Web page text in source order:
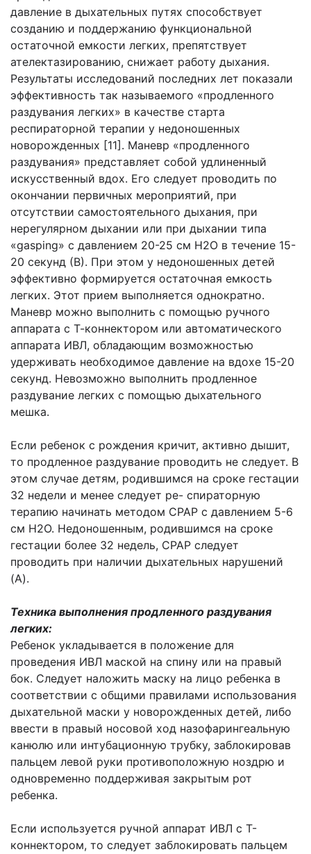
давление в дыхательных путях способствует
созданию и поддержанию функциональной
остаточной емкости легких, препятствует
ателектазированию, снижает работу дыхания.
Результаты исследований последних лет показали
эффективность так называемого «продленного
раздувания легких» в качестве старта
респираторной терапии у недоношенных
новорожденных [11]. Маневр «продленного
раздувания» представляет собой удлиненный
искусственный вдох. Его следует проводить по
окончании первичных мероприятий, при
отсутствии самостоятельного дыхания, при
нерегулярном дыхании или при дыхании типа
«gasping» с давлением 20-25 см H2O в течение 15-
20 секунд (В). При этом у недоношенных детей
эффективно формируется остаточная емкость
легких. Этот прием выполняется однократно.
Маневр можно выполнить с помощью ручного
аппарата с Т-коннектором или автоматического
аппарата ИВЛ, обладающим возможностью
удерживать необходимое давление на вдохе 15-20
секунд. Невозможно выполнить продленное
раздувание легких с помощью дыхательного
мешка.
Если ребенок с рождения кричит, активно дышит,
то продленное раздувание проводить не следует. В
этом случае детям, родившимся на сроке гестации
32 недели и менее следует ре- спираторную
терапию начинать методом СРАР с давлением 5-6
см Н2О. Недоношенным, родившимся на сроке
гестации более 32 недель, СРАР следует
проводить при наличии дыхательных нарушений
(A).
Техника выполнения продленного раздувания
легких:
Ребенок укладывается в положение для
проведения ИВЛ маской на спину или на правый
бок. Следует наложить маску на лицо ребенка в
соответствии с общими правилами использования
дыхательной маски у новорожденных детей, либо
ввести в правый носовой ход назофарингеальную
канюлю или интубационную трубку, заблокировав
пальцем левой руки противоположную ноздрю и
одновременно поддерживая закрытым рот
ребенка.
Если используется ручной аппарат ИВЛ с Т-
коннектором, то следует заблокировать пальцем